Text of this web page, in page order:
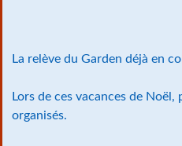
La relève du Garden déjà en
Lors de ces vacances de
organisés.